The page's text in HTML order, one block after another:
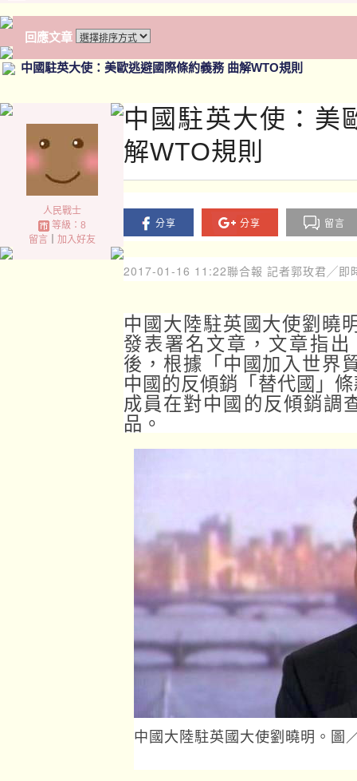
回應文章
中國駐英大使：美歐逃避國際條約義務 曲解WTO規則
人民戰士
等級：8
留言｜ 加入好友
中國駐英大使：美
解WTO規則
分享 分享 留言
2017-01-16 11:22聯合報 記者郭玫君╱即
中國大陸駐英國大使劉曉
發表署名文章，文章指
後，根據「中國加入世界
中國的反傾銷「替代國」
成員在對中國的反傾銷調
品。
中國大陸駐英國大使劉曉明。圖